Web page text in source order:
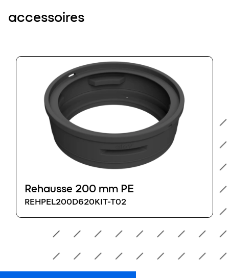
accessoires
Rehausse 200 mm PE
REHPEL200D620KIT-T02